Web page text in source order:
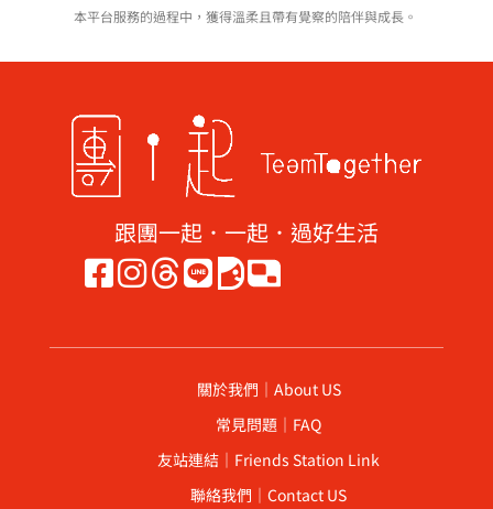
本平台服務的過程中，獲得溫柔且帶有覺察的陪伴與成長。
跟團一起．一起．過好生活
關於我們｜About US
常見問題｜FAQ
友站連結｜Friends Station Link
聯絡我們｜Contact US